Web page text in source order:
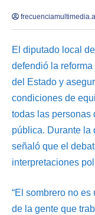
El diputado local
defendió la
del Estado y
condiciones de
todas las personas
pública. Durante la
señaló que el
interpretaciones
“El sombrero no
de la gente que